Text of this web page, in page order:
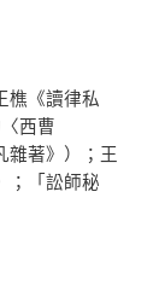
樵《讀律私
西曹
雜著》）；王
；「訟師秘